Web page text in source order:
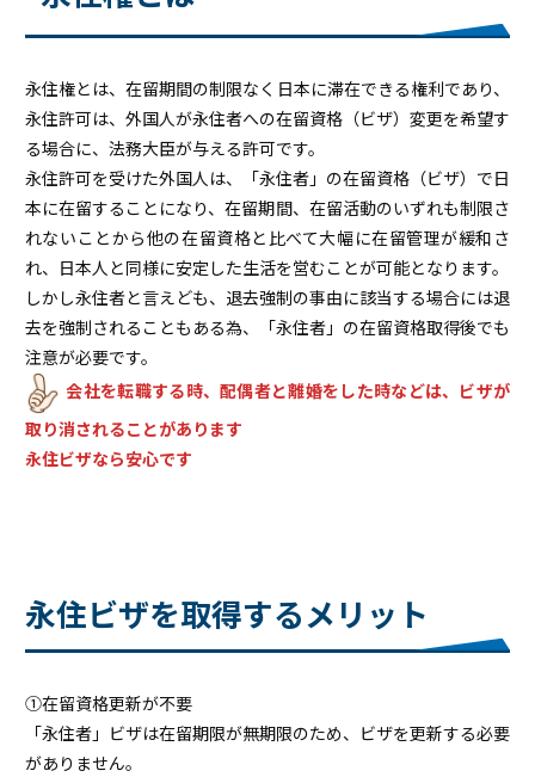
永住権とは、在留期間の制限なく日本に滞在できる権利であり、
永住許可は、外国人が永住者への在留資格（ビザ）変更を希望す
る場合に、法務大臣が与える許可です。
永住許可を受けた外国人は、「永住者」の在留資格（ビザ）で日
本に在留することになり、在留期間、在留活動のいずれも制限さ
れないことから他の在留資格と比べて大幅に在留管理が緩和さ
れ、日本人と同様に安定した生活を営むことが可能となります。
しかし永住者と言えども、退去強制の事由に該当する場合には退
去を強制されることもある為、「永住者」の在留資格取得後でも
注意が必要です。
会社を転職する時、配偶者と離婚をした時などは、ビザが
取り消されることがあります
永住ビザなら安心です
永住ビザを取得するメリット
①在留資格更新が不要
「永住者」ビザは在留期限が無期限のため、ビザを更新する必要
がありません。